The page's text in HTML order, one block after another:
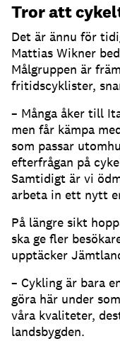
Tror att
Det är ännu för
Mattias Wikner
Målgruppen är
fritidscyklister,
– Många åker till
men får kämpa
som passar
efterfrågan på
Samtidigt är vi
arbeta in ett nytt
På längre sikt
ska ge fler
upptäcker
– Cykling är bara
göra här under
våra kvaliteter,
landsbygden.